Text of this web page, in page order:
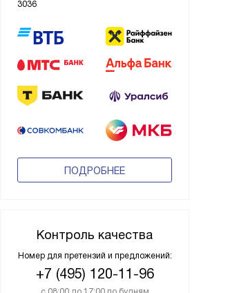
3036
ПОДРОБНЕЕ
Контроль качества
Номер для претензий и предложений:
+7 (495) 120-11-96